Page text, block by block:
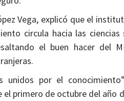
Vega, explicó que el
circula hacia las ciencias
el buen hacer del
unidos por el
primero de octubre del año